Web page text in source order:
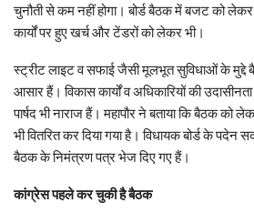
चुनौती से कम नहीं होगा। बोर्ड बैठक में बजट को लेकर
कार्यों पर हुए खर्च और टेंडरों को लेकर भी।
स्ट्रीट लाइट व सफाई जैसी मूलभूत सुविधाओं के
आसार हैं। विकास कार्यों व अधिकारियों की
पार्षद भी नाराज हैं। महापौर ने बताया कि बैठक को
भी वितरित कर दिया गया है। विधायक बोर्ड के पदेन
बैठक के निमंत्रण पत्र भेज दिए गए हैं।
कांग्रेस पहले कर चुकी है बैठक